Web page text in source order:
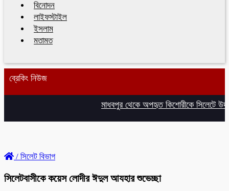
বিনোদন
লাইফস্টাইল
ইসলাম
মতামত
ব্রেকিং নিউজ
মাধবপুর থেকে অপহৃত কিশোরীকে সিলেটে
/ সিলেট বিভাগ
সিলেটবাসীকে কয়েস লোদীর ঈদুল আযহার শুভেচ্ছা